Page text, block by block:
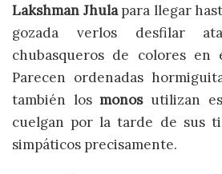
Lakshman Jhulapara llegar
gozada verlos desfilar
chubasqueros de colores en
Parecen ordenadas
también los monosutilizan
cuelgan por la tarde de sus
simpáticos precisamente.